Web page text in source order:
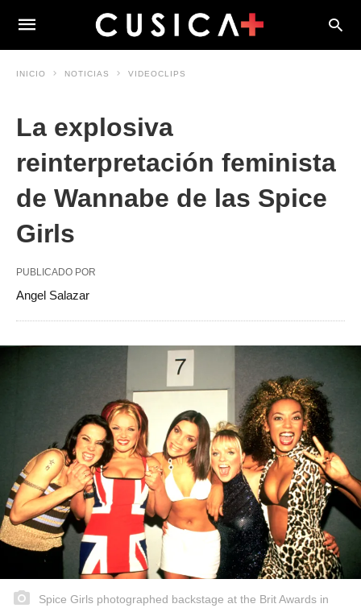
INICIO NOTICIAS VIDEOCLIPS
La explosiva
reinterpretación feminista
de Wannabe de las Spice
Girls
PUBLICADO POR
Angel Salazar
Spice Girls photographed backstage at the Brit Awards in